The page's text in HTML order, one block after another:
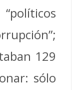
129
sólo